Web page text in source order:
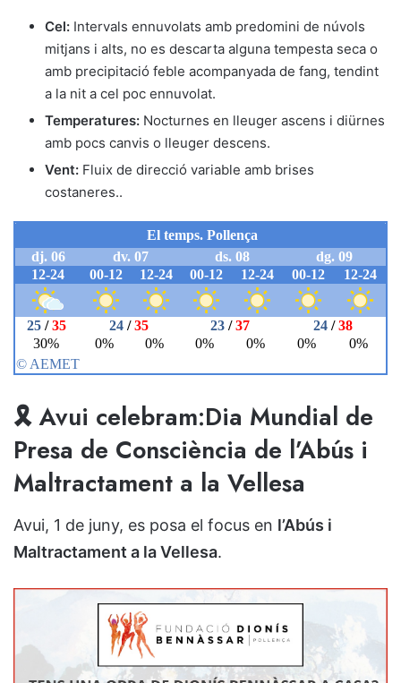
Cel: Intervals ennuvolats amb predomini de núvols
mitjans i alts, no es descarta alguna tempesta seca o
amb precipitació feble acompanyada de fang, tendint
a la nit a cel poc ennuvolat.
Temperatures: Nocturnes en lleuger ascens i diürnes
amb pocs canvis o lleuger descens.
Vent: Fluix de direcció variable amb brises
costaneres..
🎗️ Avui celebram:Dia Mundial de
Presa de Consciència de l’Abús i
Maltractament a la Vellesa
Avui, 1 de juny, es posa el focus en l’Abús i
Maltractament a la Vellesa.